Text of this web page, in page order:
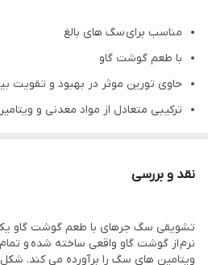
مناسب برای سگ های بالغ
با طعم گوشت گاو
حاوی تورین موثر در بهبود و تقویت
ترکیبی متعادل از مواد معدنی و
فاقد مواد نگهدارنده
نقد و بررسی
تشویقی سگ جرهای با طعم گوشت گاو
نرم از گوشت گاو واقعی ساخته شده و
ویتامین های سگ را برآورده می کند.